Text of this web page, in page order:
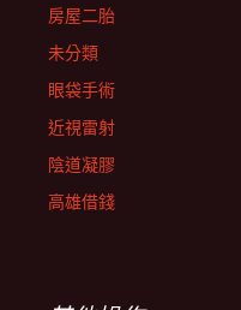
房屋二胎
未分類
眼袋手術
近視雷射
陰道凝膠
高雄借錢